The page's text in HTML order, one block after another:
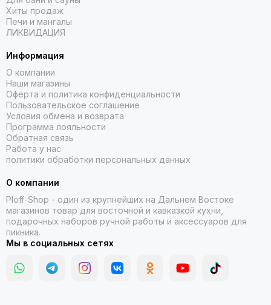
Хиты продаж
Печи и мангалы
ЛИКВИДАЦИЯ
Информация
О компании
Наши магазины
Оферта и политика конфиденциальности
Пользовательское соглашение
Условия обмена и возврата
Программа лояльности
Обратная связь
Работа у нас
политики обработки персональных данных
О компании
Ploff-Shop - один из крупнейших на Дальнем Востоке
магазинов товар для восточной и кавказкой кухни,
подарочных наборов ручной работы и аксессуаров для
пикника.
Мы в социальных сетях